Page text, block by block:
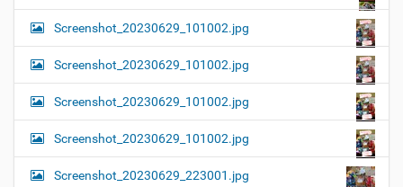
Screenshot_20230629_101002.jpg
Screenshot_20230629_101002.jpg
Screenshot_20230629_101002.jpg
Screenshot_20230629_101002.jpg
Screenshot_20230629_223001.jpg